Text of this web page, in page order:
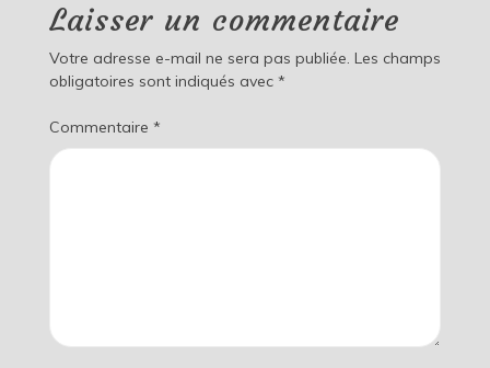
Laisser un commentaire
Votre adresse e-mail ne sera pas publiée. Les champs
obligatoires sont indiqués avec *
Commentaire *